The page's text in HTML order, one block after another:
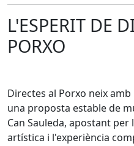
L'ESPERIT DE
PORXO
Directes al Porxo neix
una proposta estable de
Can Sauleda, apostant
artística i l'experiència